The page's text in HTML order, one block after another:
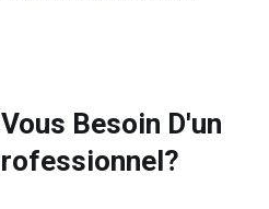
Besoin D'un